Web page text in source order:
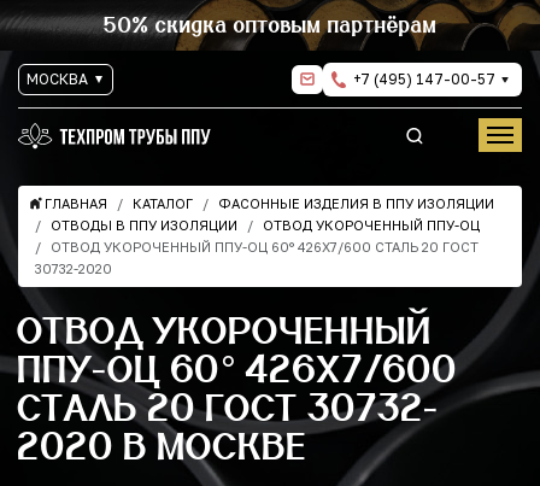
50% скидка оптовым партнёрам
МОСКВА +7 (495) 147-00-57
ГЛАВНАЯ КАТАЛОГ
ФАСОННЫЕ ИЗДЕЛИЯ В ППУ ИЗОЛЯЦИИ
ОТВОДЫ В ППУ ИЗОЛЯЦИИ
ОТВОД УКОРОЧЕННЫЙ ППУ-ОЦ
ОТВОД УКОРОЧЕННЫЙ ППУ-ОЦ 60° 426Х7/600 СТАЛЬ 20 ГОСТ
30732-2020
ОТВОД УКОРОЧЕННЫЙ
ППУ-ОЦ 60° 426Х7/600
СТАЛЬ 20 ГОСТ 30732-
2020 В МОСКВЕ